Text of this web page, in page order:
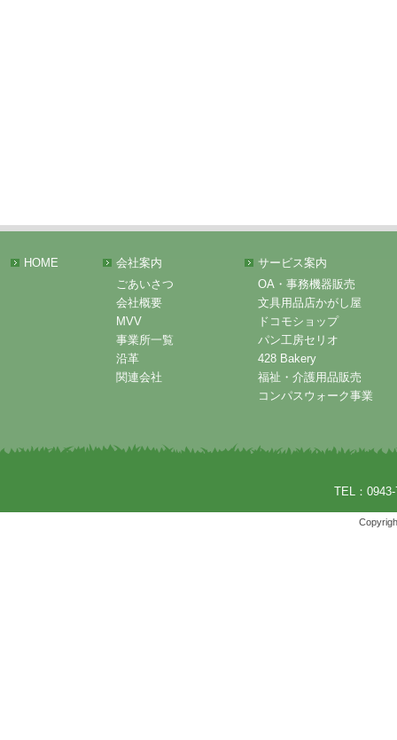
HOME
会社案内
ごあいさつ
会社概要
MVV
事業所一覧
沿革
関連会社
サービス案内
OA・事務機器販売
文具用品店かがし屋
ドコモショップ
パン工房セリオ
428 Bakery
福祉・介護用品販売
コンパスウォーク事業
TEL：